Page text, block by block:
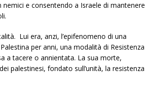
e consentendo a Israele di mantenere
Lui era, anzi, l’epifenomeno di una
per anni, una modalità di Resistenza
a tacere o annientata. La sua morte,
palestinesi, fondato sull’unità, la resistenza